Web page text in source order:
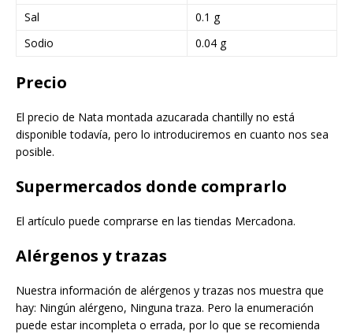
Sal
0.1 g
Sodio
0.04 g
Precio
El precio de Nata montada azucarada chantilly no está
disponible todavía, pero lo introduciremos en cuanto nos sea
posible.
Supermercados donde comprarlo
El artículo puede comprarse en las tiendas Mercadona.
Alérgenos y trazas
Nuestra información de alérgenos y trazas nos muestra que
hay: Ningún alérgeno, Ninguna traza. Pero la enumeración
puede estar incompleta o errada, por lo que se recomienda